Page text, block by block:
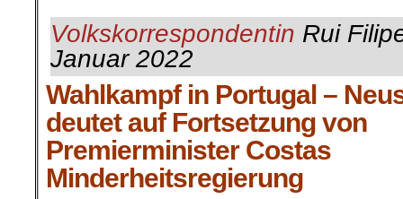
Volkskorrespondentin Rui
Januar 2022
Wahlkampf in Portugal –
deutet auf Fortsetzung von
Premierminister Costas
Minderheitsregierung